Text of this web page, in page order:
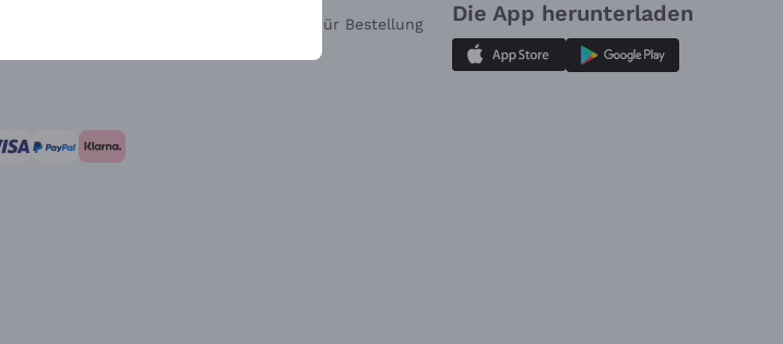
Widerrufsformular für Bestellung
Die App herunterladen